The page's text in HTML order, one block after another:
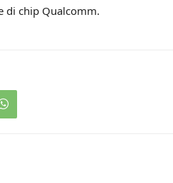
di chip Qualcomm.